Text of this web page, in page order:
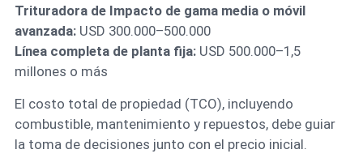
Trituradora de Impacto de gama media o móvil
avanzada: USD 300.000–500.000
Línea completa de planta fija:USD 500.000–1,5
millones o más
El costo total de propiedad (TCO), incluyendo
combustible, mantenimiento y repuestos, debe guiar
la toma de decisiones junto con el precio inicial.